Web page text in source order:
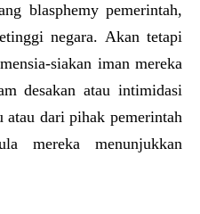
blasphemy pemerintah,
negara. Akan tetapi
siakan iman mereka
desakan atau intimidasi
atau dari pihak pemerintah
mereka menunjukkan